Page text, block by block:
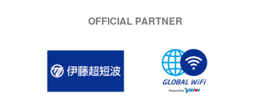
OFFICIAL PARTNER